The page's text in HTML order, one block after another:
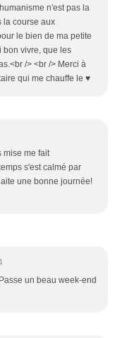
n'est pas la
la course aux
le bien de ma petite
bon vivre, que les
/> <br /> Merci à
qui me chauffe le ♥
mise me fait
s'est calmé par
une bonne journée!
un beau week-end